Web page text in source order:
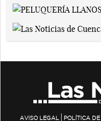
AVISO LEGAL POLÍTICA